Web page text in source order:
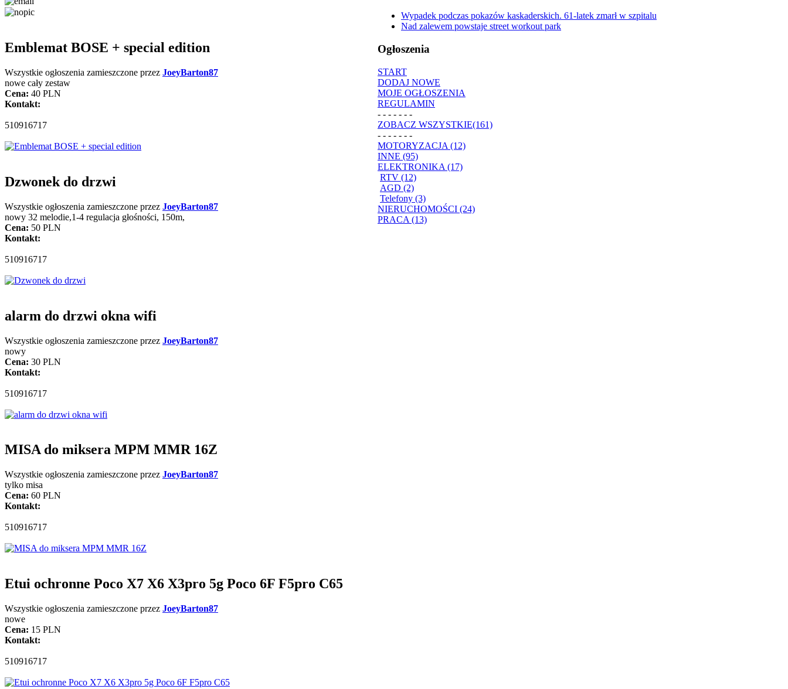
Wypadek podczas pokazów kaskaderskich. 61-latek zmarł w szpitalu
Nad zalewem powstaje street workout park
Ogłoszenia
START
DODAJ NOWE
MOJE OGŁOSZENIA
REGULAMIN
- - - - - - -
ZOBACZ WSZYSTKIE(161)
- - - - - - -
MOTORYZACJA (12)
INNE (95)
ELEKTRONIKA (17)
RTV (12)
AGD (2)
Telefony (3)
NIERUCHOMOŚCI (24)
PRACA (13)
Emblemat BOSE + special edition
Wszystkie ogłoszenia zamieszczone przez JoeyBarton87
nowe cały zestaw
Cena: 40 PLN
Kontakt:
510916717
Dzwonek do drzwi
Wszystkie ogłoszenia zamieszczone przez JoeyBarton87
nowy 32 melodie,1-4 regulacja głośności, 150m,
Cena: 50 PLN
Kontakt:
510916717
alarm do drzwi okna wifi
Wszystkie ogłoszenia zamieszczone przez JoeyBarton87
nowy
Cena: 30 PLN
Kontakt:
510916717
MISA do miksera MPM MMR 16Z
Wszystkie ogłoszenia zamieszczone przez JoeyBarton87
tylko misa
Cena: 60 PLN
Kontakt:
510916717
Etui ochronne Poco X7 X6 X3pro 5g Poco 6F F5pro C65
Wszystkie ogłoszenia zamieszczone przez JoeyBarton87
nowe
Cena: 15 PLN
Kontakt:
510916717